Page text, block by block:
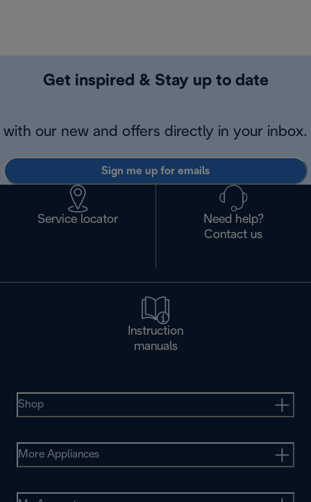
Get inspired & Stay up to date
with our new and offers directly in your inbox.
Sign me up for emails
Service locator
Need help?
Contact us
Instruction
manuals
Shop
More Appliances